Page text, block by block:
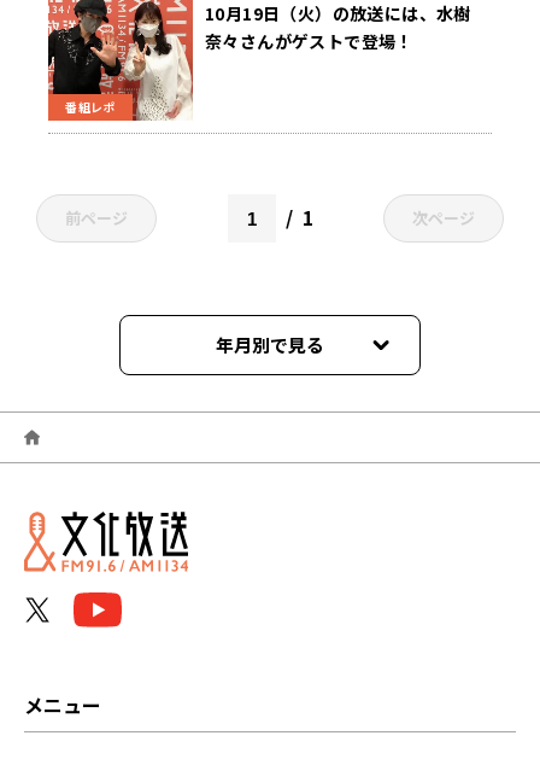
番組レポ
10月19日（火）の放送には、水樹
奈々さんがゲストで登場！
前ページ 1 次ページ
年月別で見る
2025年06月
2025年03月
2024年04月
メニュー